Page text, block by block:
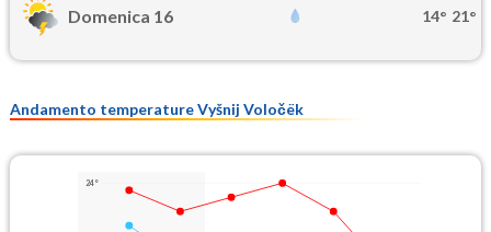
Domenica 16 14° 21°
Andamento temperature Vyšnij Voločëk
24°